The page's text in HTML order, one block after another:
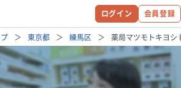
ログイン 会員登録
東京都 練馬区 薬局マツモトキヨシ